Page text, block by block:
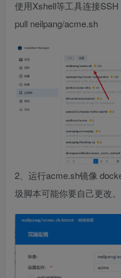
使用Xshell等工具连接
pull neilpang/acme.sh
2、运行acme.sh镜像
圾脚本可能你要自己更改。